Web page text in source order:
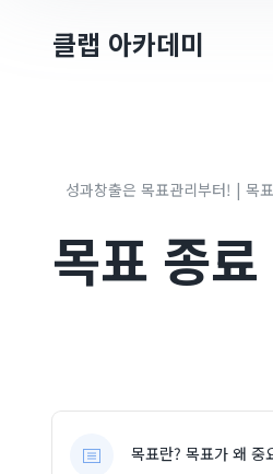
클랩 아카데미
성과창출은 목표관리부터! | 목
목표 종
목표란? 목표가 왜 중